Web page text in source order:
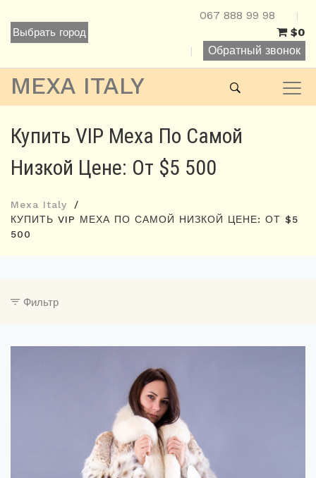
Выбрать город
067 888 99 98 |
$0
| Обратный звонок
MEXA ITALY
Купить VIP Меха По Самой
Низкой Цене: От $5 500
Mexa Italy
КУПИТЬ VIP МЕХА ПО САМОЙ НИЗКОЙ ЦЕНЕ: ОТ $5
500
Фильтр